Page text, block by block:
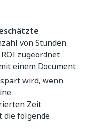
von Stunden.
zugeordnet
einem Document
wird, wenn
Zeit
die folgende